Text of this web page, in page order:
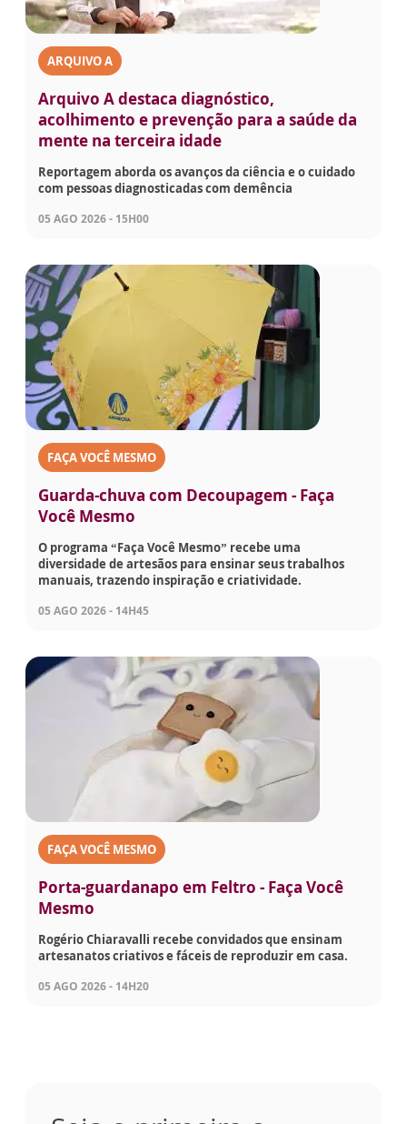
ARQUIVO A
Arquivo A destaca diagnóstico,
acolhimento e prevenção para a saúde da
mente na terceira idade
Reportagem aborda os avanços da ciência e o cuidado
com pessoas diagnosticadas com demência
05 AGO 2026 - 15H00
FAÇA VOCÊ MESMO
Guarda-chuva com Decoupagem - Faça
Você Mesmo
O programa “Faça Você Mesmo” recebe uma
diversidade de artesãos para ensinar seus trabalhos
manuais, trazendo inspiração e criatividade.
05 AGO 2026 - 14H45
FAÇA VOCÊ MESMO
Porta-guardanapo em Feltro - Faça Você
Mesmo
Rogério Chiaravalli recebe convidados que ensinam
artesanatos criativos e fáceis de reproduzir em casa.
05 AGO 2026 - 14H20